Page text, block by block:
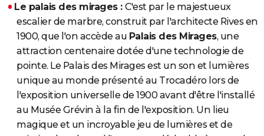
Le palais des mirages :C'est par le majestueux
escalier de marbre, construit par l'architecte Rives en
1900, que l'on accède au Palais des Mirages, une
attraction centenaire dotée d'une technologie de
pointe. Le Palais des Mirages est un son et lumières
unique au monde présenté au Trocadéro lors de
l'exposition universelle de 1900 avant d'être l'installé
au Musée Grévin à la fin de l'exposition. Un lieu
magique et un incroyable jeu de lumières et de